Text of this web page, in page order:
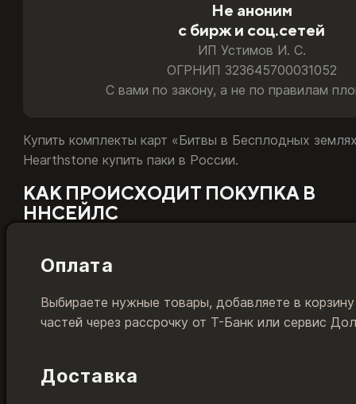
Не аноним
с бирж и соц.сетей
ИП Устимов И. С.
ОГРНИП 323645700031052
С вами по закону, а не по правилам
Купить комплекты карт «Битвы в Бесплодных
Hearthstone купить паки в России.
КАК ПРОИСХОДИТ ПОКУПКА В
ННСЕЙЛС
Оплата
Выбираете нужные товары, добавляете в
частей через рассрочку от Т-Банк или сервис
Доставка